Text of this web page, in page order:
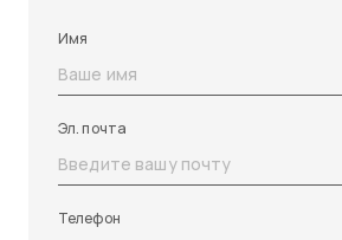
Имя
Эл. почта
Телефон